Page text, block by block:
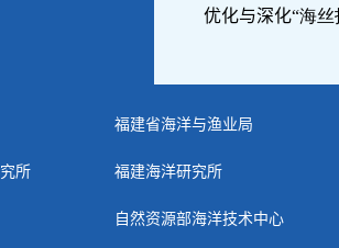
优化与深化“海
福建省海洋与渔业局
所 福建海洋研究所
自然资源部海洋技术中心